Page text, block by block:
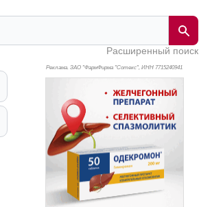
Расширенный поиск
Реклама. ЗАО "ФармФирма "Сотекс", ИНН 7715240941